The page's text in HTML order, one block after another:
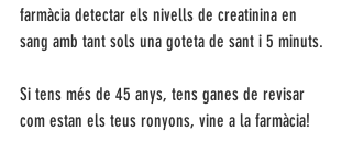
farmàcia detectar els nivells de creatinina en
sang amb tant sols una goteta de sant i 5 minuts.
Si tens més de 45 anys, tens ganes de revisar
com estan els teus ronyons, vine a la farmàcia!